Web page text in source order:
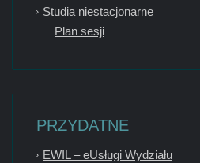
Studia niestacjonarne
Plan sesji
PRZYDATNE
EWIL – eUsługi Wydziału